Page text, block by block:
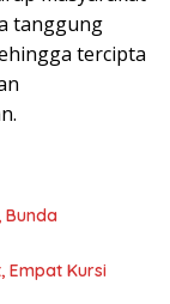
tanggung
tercipta
Bunda
Empat Kursi